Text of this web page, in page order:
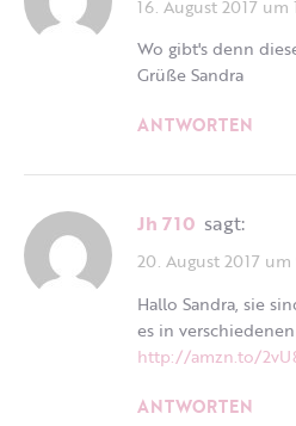
16. August 2017 um
Wo gibt's denn
Grüße Sandra
ANTWORTEN
Jh 710 sagt:
20. August 2017
Hallo Sandra, sie
es in
http://amzn.to/
ANTWORTEN